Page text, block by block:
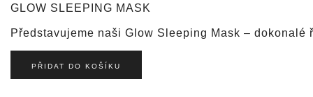
GLOW SLEEPING MASK
Představujeme naši Glow Sleeping Mask –
PŘIDAT DO KOŠÍKU